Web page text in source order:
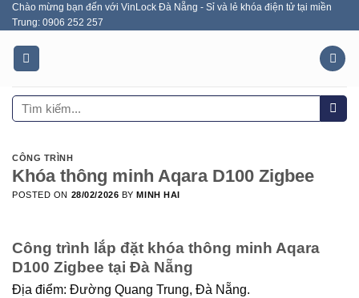
Skip
to
content
Chào mừng bạn đến với VinLock Đà Nẵng - Sỉ và lẻ khóa điện tử tại miền
Trung: 0906 252 257
Tìm
kiếm:
CÔNG TRÌNH
Khóa thông minh Aqara D100 Zigbee
POSTED ON 28/02/2026 BYMINH HAI
Công trình lắp đặt khóa thông minh Aqara
D100 Zigbee tại Đà Nẵng
Địa điểm: Đường Quang Trung, Đà Nẵng.